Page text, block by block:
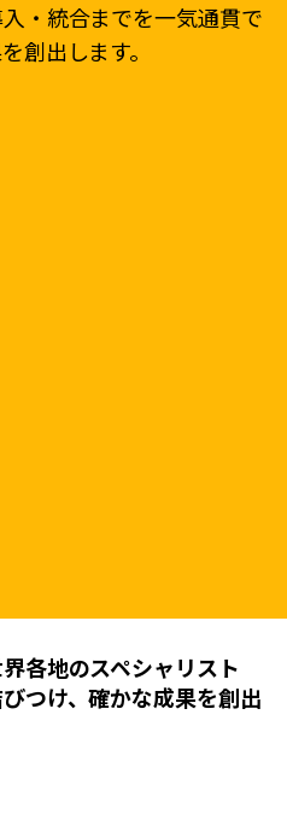
・統合までを一気通貫で
創出します。
各地のスペシャリスト
つけ、確かな成果を創出